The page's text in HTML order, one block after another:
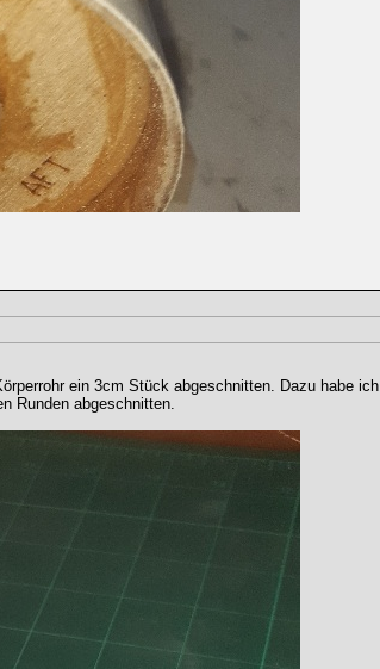
ein 3cm Stück abgeschnitten. Dazu habe ich
Runden abgeschnitten.